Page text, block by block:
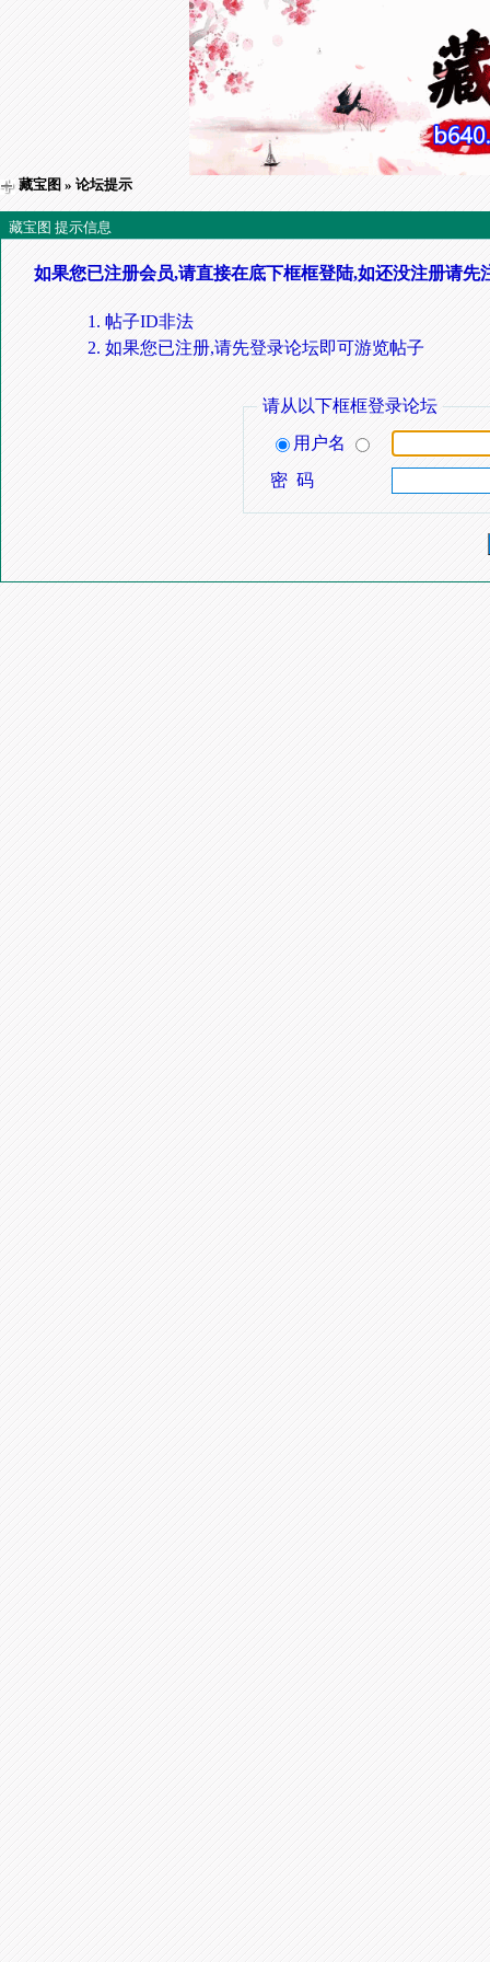
藏宝图 » 论坛提示
藏宝图 提示信息
如果您已注册会员,请直接在底下框框登陆,如还没注册请先
帖子ID非法
如果您已注册,请先登录论坛即可游览帖子
请从以下框框登录论坛
用户名
密 码